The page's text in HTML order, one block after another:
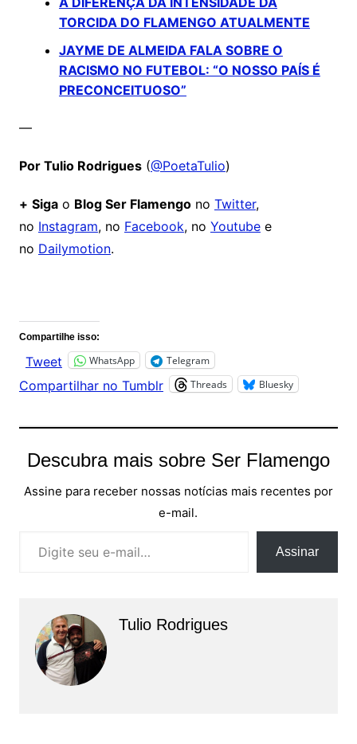
TORCIDA DO FLAMENGO ATUALMENTE
JAYME DE ALMEIDA FALA SOBRE O
RACISMO NO FUTEBOL: “O NOSSO PAÍS É
PRECONCEITUOSO”
—
Por Tulio Rodrigues(@PoetaTulio)
+ Sigao Blog Ser Flamengono Twitter,
no Instagram, no Facebook, no Youtubee
no Dailymotion.
Compartilhe isso:
Tweet WhatsApp Telegram
Compartilhar no Tumblr Threads Bluesky
Descubra mais sobre Ser Flamengo
Assine para receber nossas notícias mais recentes por
e-mail.
Assinar
Tulio Rodrigues